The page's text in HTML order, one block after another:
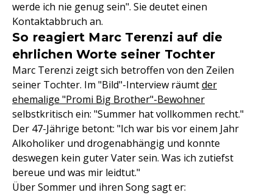
werde ich nie genug sein". Sie deutet einen
Kontaktabbruch an.
So reagiert Marc Terenzi auf die
ehrlichen Worte seiner Tochter
Marc Terenzi zeigt sich betroffen von den Zeilen
seiner Tochter. Im "Bild"-Interview räumtder
ehemalige "Promi Big Brother"-Bewohner
selbstkritisch ein: "Summer hat vollkommen recht."
Der 47-Jährige betont: "Ich war bis vor einem Jahr
Alkoholiker und drogenabhängig und konnte
deswegen kein guter Vater sein. Was ich zutiefst
bereue und was mir leidtut."
Über Sommer und ihren Song sagt er: